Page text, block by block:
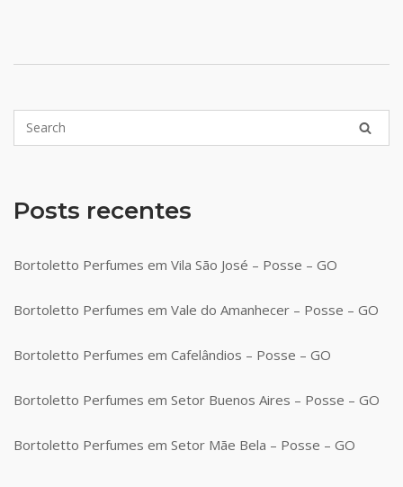
Posts recentes
Bortoletto Perfumes em Vila São José – Posse – GO
Bortoletto Perfumes em Vale do Amanhecer – Posse – GO
Bortoletto Perfumes em Cafelândios – Posse – GO
Bortoletto Perfumes em Setor Buenos Aires – Posse – GO
Bortoletto Perfumes em Setor Mãe Bela – Posse – GO